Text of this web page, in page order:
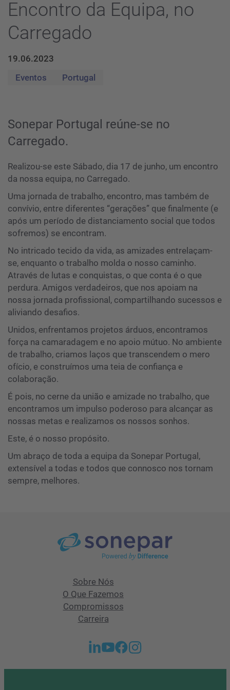
Encontro da Equipa, no
Carregado
19.06.2023
Eventos
Portugal
Sonepar Portugal reúne-se no
Carregado.
Realizou-se este Sábado, dia 17 de junho, um encontro
da nossa equipa, no Carregado.
Uma jornada de trabalho, encontro, mas também de
convívio, entre diferentes “gerações” que finalmente (e
após um período de distanciamento social que todos
sofremos) se encontram.
No intricado tecido da vida, as amizades entrelaçam-
se, enquanto o trabalho molda o nosso caminho.
Através de lutas e conquistas, o que conta é o que
perdura. Amigos verdadeiros, que nos apoiam na
nossa jornada profissional, compartilhando sucessos e
aliviando desafios.
Unidos, enfrentamos projetos árduos, encontramos
força na camaradagem e no apoio mútuo. No ambiente
de trabalho, criamos laços que transcendem o mero
ofício, e construímos uma teia de confiança e
colaboração.
É pois, no cerne da união e amizade no trabalho, que
encontramos um impulso poderoso para alcançar as
nossas metas e realizamos os nossos sonhos.
Este, é o nosso propósito.
Um abraço de toda a equipa da Sonepar Portugal,
extensível a todas e todos que connosco nos tornam
sempre, melhores.
Sobre Nós
O Que Fazemos
Compromissos
Carreira